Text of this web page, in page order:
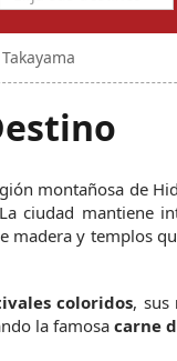
Takayama
montañosa de
ciudad mantiene
madera y templos
coloridos, sus
la famosa carne